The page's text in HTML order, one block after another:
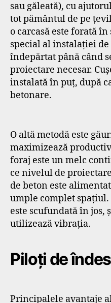
sau găleată), cu
tot pământul de pe
o carcasă este forată
special al instalației
îndepărtat până când
proiectare necesar.
instalată în puț, după
betonare.
O altă metodă este
maximizează
foraj este un melc
ce nivelul de
de beton este
umple complet spațiul.
este scufundată în jos,
utilizează vibrația.
Piloți de
Principalele avantaje